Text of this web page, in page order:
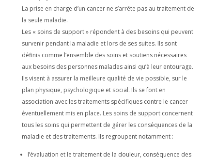
La prise en charge d’un cancer ne s’arrête pas au traitement de
la seule maladie.
Les « soins de support » répondent à des besoins qui peuvent
survenir pendant la maladie et lors de ses suites. Ils sont
définis comme l’ensemble des soins et soutiens nécessaires
aux besoins des personnes malades ainsi qu’à leur entourage.
Ils visent à assurer la meilleure qualité de vie possible, sur le
plan physique, psychologique et social. Ils se font en
association avec les traitements spécifiques contre le cancer
éventuellement mis en place. Les soins de support concernent
tous les soins qui permettent de gérer les conséquences de la
maladie et des traitements. Ils regroupent notamment :
l’évaluation et le traitement de la douleur, conséquence des